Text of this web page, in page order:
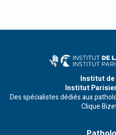
Institut de
Institut
Des spécialistes dédiés aux
Clique